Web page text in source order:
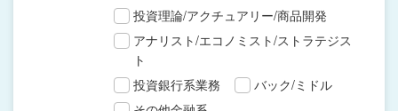
投資理論/アクチュアリー/商品開発
アナリスト/エコノミスト/ストラテジス
ト
投資銀行系業務
バック/ミドル